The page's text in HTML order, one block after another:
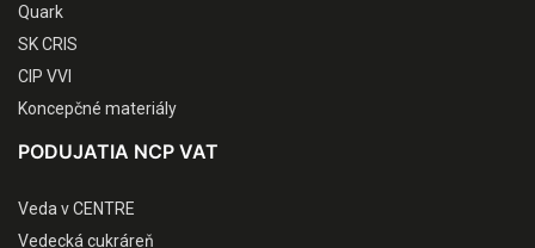
Quark
SK CRIS
CIP VVI
Koncepčné materiály
PODUJATIA NCP VAT
Veda v CENTRE
Vedecká cukráreň